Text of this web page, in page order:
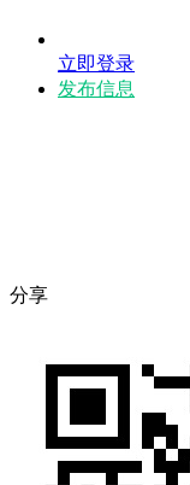
立即登录
发布信息
分享